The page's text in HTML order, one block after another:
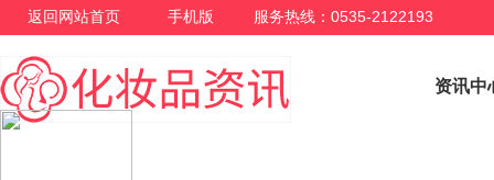
返回网站首页 手机版 服务热线：0535-2122193
资讯中